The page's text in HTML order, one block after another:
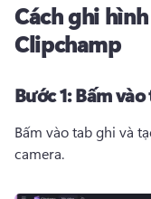
Cách ghi
Clipchamp
Bước 1:Bấm
Bấm vào tab ghi và
camera.